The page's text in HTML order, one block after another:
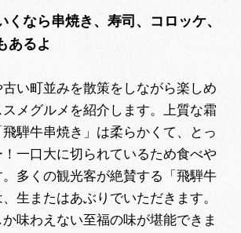
くなら串焼き、寿司、コロッケ、
あるよ
古い町並みを散策をしながら楽しめ
メグルメを紹介します。上質な霜
騨牛串焼き」は柔らかくて、とっ
一口大に切られているため食べや
多くの観光客が絶賛する「飛騨牛
生またはあぶりでいただきます。
味わえない至福の味が堪能できま